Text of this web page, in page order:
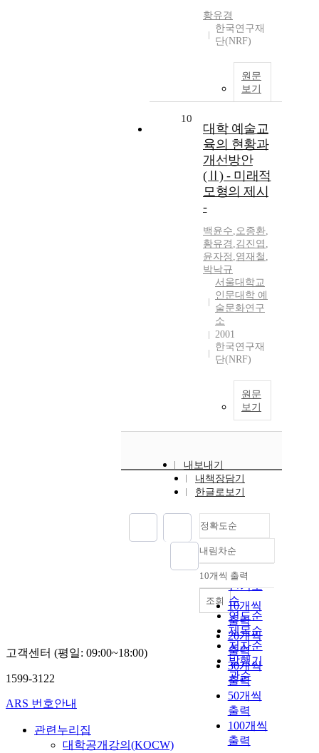
황유경
한국연구재
단(NRF)
원문
보기
10
대학 예술교
육의 현황과
개선방안
(Ⅱ) - 미래적
모형의 제시
-
백윤수,오종환,
황유경 ,김진엽 ,
윤자정 ,염재철 ,
박낙규
서울대학교
인문대학 예
술문화연구
소
2001
한국연구재
단(NRF)
원문
보기
내보내기
내책장담기
한글로보기
정확도순
정확도
순
인기도
순
연도순
제목순
저자순
발행기
관순
내림차순
내림차순
10개씩 출력
10개씩
출력
20개씩
출력
30개씩
출력
50개씩
출력
100개씩
출력
조회
고객센터 (평일: 09:00~18:00)
1599-3122
ARS 번호안내
관련누리집
대학공개강의(KOCW)